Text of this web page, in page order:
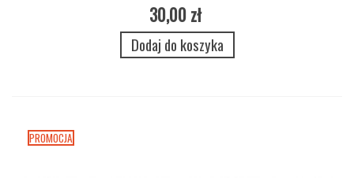
30,00 zł
Dodaj do koszyka
PROMOCJA